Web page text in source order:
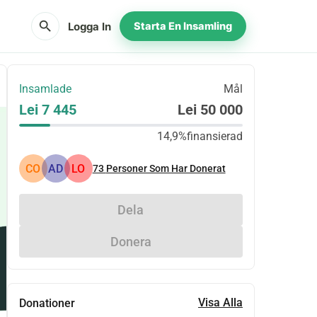
search Logga In Starta En Insamling
Insamlade Mål
Lei 7 445 Lei 50 000
14,9%finansierad
CO AD LO 73 Personer Som Har Donerat
Dela
Donera
Donationer Visa Alla